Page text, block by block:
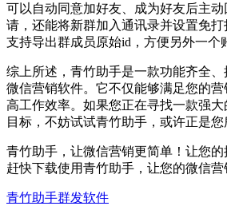
可以自动同意加好友、成为好友后主
请，还能将新群加入通讯录并设置免
支持导出群成员原始id，方便另外一个
综上所述，青竹助手是一款功能齐全
微信营销软件。它不仅能够满足您的
高工作效率。如果您正在寻找一款强
目标，不妨试试青竹助手，或许正是您
青竹助手，让微信营销更简单！让您的
赶快下载使用青竹助手，让您的微信营
青竹助手群发软件